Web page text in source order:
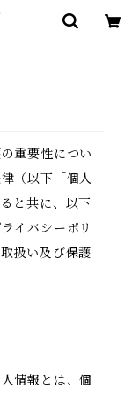
重要性につい
（以下「個人
と共に、以下
イバシーポリ
扱い及び保護
情報とは、個